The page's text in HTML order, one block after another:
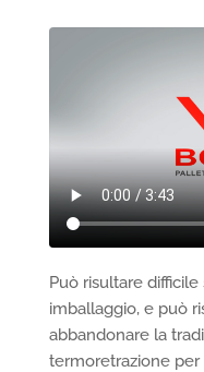
Può risultare
imballaggio, e può
abbandonare la
termoretrazione